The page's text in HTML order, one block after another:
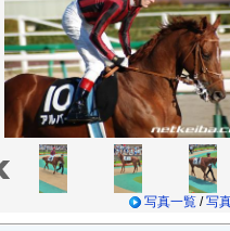
写真一覧 /写